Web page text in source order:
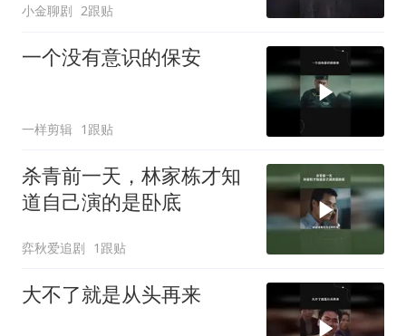
小金聊剧 2跟贴
一个没有意识的保安
一样剪辑 1跟贴
杀青前一天，林家栋才知
道自己演的是卧底
弈秋爱追剧 1跟贴
大不了就是从头再来